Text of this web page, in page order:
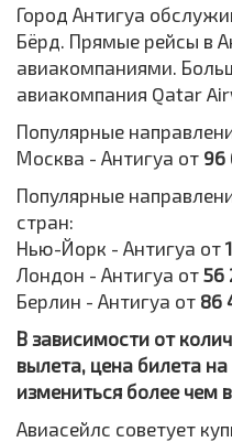
Город Антигуа
Бёрд. Прямые рейсы в
авиакомпаниями.
авиакомпания Qatar
Популярные
Москва - Антигуа от 96
Популярные
стран:
Нью-Йорк - Антигуа от
Лондон - Антигуа от 56
Берлин - Антигуа от 86
В зависимости от
вылета, цена билета
измениться более чем
Авиасейлс советует